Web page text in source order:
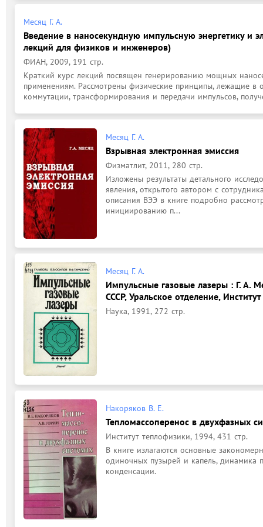
Месяц Г. А.
Введение в наносекундную импульсную энергетику и
лекций для физиков и инженеров)
ФИАН, 2009, 191 стр.
Краткий курс лекций посвящен генерированию мощных
применениям. Рассмотрены физические принципы, лежащие в
коммутации, трансформирования и передачи импульсов,
Месяц Г. А.
Взрывная электронная эмиссия
Физматлит, 2011, 280 стр.
Изложены результаты детального
явления, открытого автором с
описания ВЭЭ в книге подробно
инициированию п...
Месяц Г. А.
Импульсные газовые лазеры : Г. А.
СССР, Уральское отделение,
Наука, 1991, 272 стр.
Накоряков В. Е.
Тепломассоперенос в двухфазных
Институт теплофизики, 1994, 431 стр.
В книге излагаются основные
одиночных пузырей и капель, динамика
конденсации.